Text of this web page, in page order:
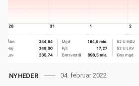
NYHEDER 04. februar 2022